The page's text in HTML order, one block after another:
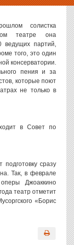
солистка
театре она
ведущих партий,
того, это один
консерватории.
пения и за
которые поют
не только в
в Совет по
сразу
Так, в феврале
Джоаккино
театр отметит
«Борис